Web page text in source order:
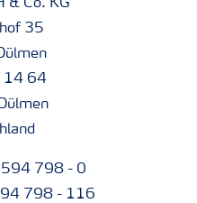
& Co. KG
35
14 64
798 - 0
798 - 116